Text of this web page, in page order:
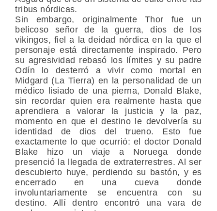
tribus nórdicas.
Sin embargo, originalmente Thor fue un
belicoso señor de la guerra, dios de los
vikingos, fiel a la deidad nórdica en la que el
personaje está directamente inspirado. Pero
su agresividad rebasó los límites y su padre
Odín lo desterró a vivir como mortal en
Midgard (La Tierra) en la personalidad de un
médico lisiado de una pierna, Donald Blake,
sin recordar quien era realmente hasta que
aprendiera a valorar la justicia y la paz,
momento en que el destino le devolvería su
identidad de dios del trueno. Esto fue
exactamente lo que ocurrió: el doctor Donald
Blake hizo un viaje a Noruega donde
presenció la llegada de extraterrestres. Al ser
descubierto huye, perdiendo su bastón, y es
encerrado en una cueva donde
involuntariamente se encuentra con su
destino. Allí dentro encontró una vara de